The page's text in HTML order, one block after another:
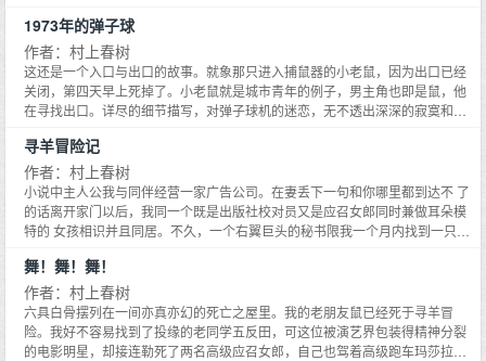
地方怅怅地望着大海。《且听风吟》荣获第二十二届群像新人奖。有评委认
为：每一行都没有多费笔墨，但每一行都有微妙的意趣！这是村上春树的成名
作，在日本已售出一百四十余万册。
1973年的弹子球
作者：村上春树
这还是一个入口与出口的故事。就象那只进入捕鼠器的小老鼠，因为出口已经
关闭，第四天早上死掉了。小老鼠就是城市青年的例子，男主角也即是鼠，他
在寻找出口。详尽的细节描写，对弹子球机的迷恋，无不透出深深的寂寞和迷
地笼罩住了全文。鼠忘不掉对直子的爱。他把自己封存在一个只容自己容身的
洞里面，封存在弹子机游戏里面。持续不断的弹子机游戏把他与周围的世界隔
绝了。
寻羊冒险记
作者：村上春树
小说中主人公我与同伴经营一家广告公司。在妻丢下一句和你哪里都到达不 了
的话离开家门以后，我同一个既是出版社校对员又是应召女郎同时兼做耳朵模
特的 女孩相识并且同居。不久，一个右翼巨头的秘书限我一个月内找到一只背
此事必定顺利，催我迅 速启程。于是我同女友仅以一张绰号为鼠的朋友寄来的
照片为线索，开始了寻羊冒险 记。
舞！舞！舞！
作者：村上春树
六具白骨摆列在一间亦真亦幻的死亡之屋里。我的老朋友鼠已经死于寻羊冒
险。我好不容易找到了投缘的老同学五反田，可这位被演艺界包装得精神分裂
的电影明星，却接连勒死了两名高级应召女郎，自己也驾着高级跑车玛莎拉蒂